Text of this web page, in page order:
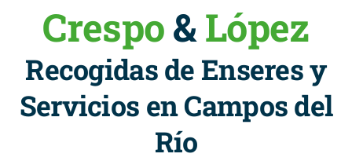
Crespo&López
Recogidas de Enseres y
Servicios en Campos del
Río